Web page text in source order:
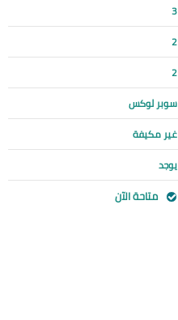
3
2
2
سوبر لوكس
غير مكيفة
يوجد
متاحة الآن